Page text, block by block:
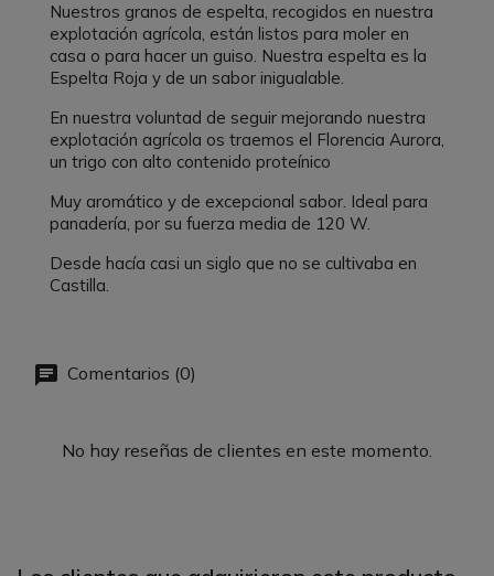
Nuestros granos de espelta, recogidos en nuestra
explotación agrícola, están listos para moler en
casa o para hacer un guiso. Nuestra espelta es la
Espelta Roja y de un sabor inigualable.
En nuestra voluntad de seguir mejorando nuestra
explotación agrícola os traemos el Florencia Aurora,
un trigo con alto contenido proteínico
Muy aromático y de excepcional sabor. Ideal para
panadería, por su fuerza media de 120 W.
Desde hacía casi un siglo que no se cultivaba en
Castilla.
Comentarios (0)
No hay reseñas de clientes en este momento.